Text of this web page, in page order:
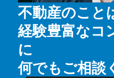
不動産のこと
経験豊富なコ
に
何でもご相談